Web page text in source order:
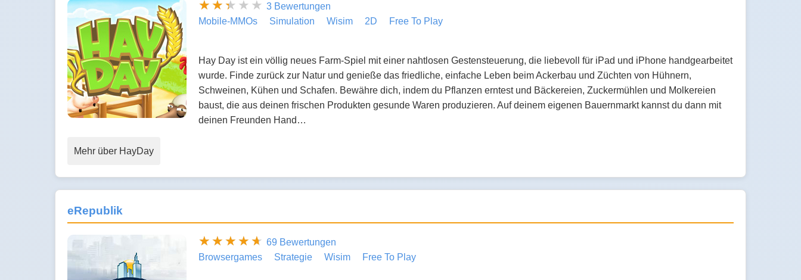
3 Bewertungen
Mobile-MMOs
Simulation Wisim 2D Free To Play
Hay Day ist ein völlig neues Farm-Spiel mit einer nahtlosen Gestensteuerung, die liebevoll für iPad und iPhone handgearbeitet
wurde. Finde zurück zur Natur und genieße das friedliche, einfache Leben beim Ackerbau und Züchten von Hühnern,
Schweinen, Kühen und Schafen. Bewähre dich, indem du Pflanzen erntest und Bäckereien, Zuckermühlen und Molkereien
baust, die aus deinen frischen Produkten gesunde Waren produzieren. Auf deinem eigenen Bauernmarkt kannst du dann mit
deinen Freunden Hand…
Mehr über HayDay
eRepublik
69 Bewertungen
Browsergames
Strategie Wisim Free To Play